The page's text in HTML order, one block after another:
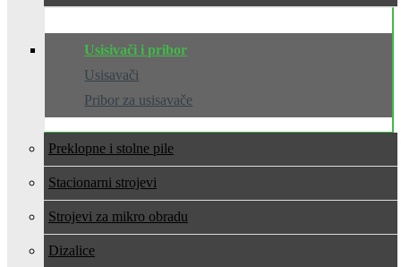
Usisivači i pribor
Usisavači
Pribor za usisavače
Preklopne i stolne pile
Stacionarni strojevi
Strojevi za mikro obradu
Dizalice